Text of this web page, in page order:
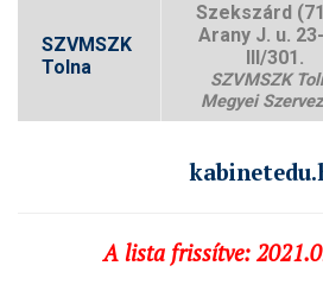
SZVMSZK
Tolna
Szekszárd
Arany J. u.
III/301.
SZVMSZK
Megyei
A lista frissítve: